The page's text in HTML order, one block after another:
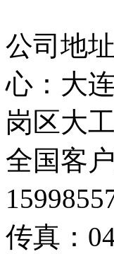
公司地
心：大
岗区大
全国客
传真：